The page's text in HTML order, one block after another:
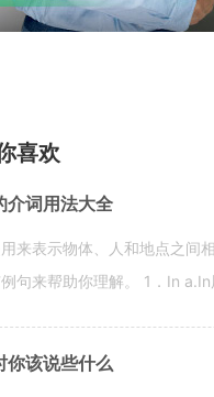
喜欢
介词用法大全
来表示物体、人和地点之间
句来帮助你理解。 1．In
你该说些什么